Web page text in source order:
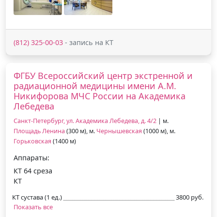
(812) 325-00-03 - запись на КТ
ФГБУ Всероссийский центр экстренной и
радиационной медицины имени А.М.
Никифорова МЧС России на Академика
Лебедева
Санкт-Петербург, ул. Академика Лебедева, д. 4/2 | м.
Площадь Ленина (300 м), м. Чернышевская (1000 м), м.
Горьковская (1400 м)
Аппараты:
КТ 64 среза
КТ
КТ сустава (1 ед.)
3800 руб.
Показать все